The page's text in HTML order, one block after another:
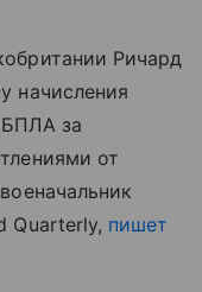
Ричард
начисления
БПЛА за
от
Quarterly, пишет